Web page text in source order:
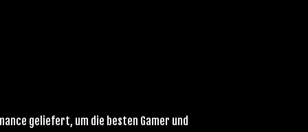
geliefert, um die besten Gamer und